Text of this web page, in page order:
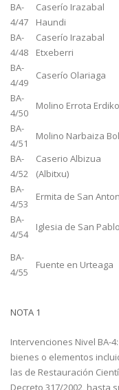
BA-
4/47
Caserío Irazabal
Haundi
BA-
4/48
Caserío Irazabal
Etxeberri
BA-
4/49
Caserío Olariaga
BA-
4/50
Molino Errota
BA-
4/51
Molino Narbaiza
BA-
4/52
Caserio Albizua
(Albitxu)
BA-
4/53
Ermita de San Anton
BA-
4/54
Iglesia de San Pablo
BA-
4/55
Fuente en Urteaga
NOTA 1
Intervenciones Nivel BA-
bienes o elementos
las de Restauración
Decreto 317/2002, hasta